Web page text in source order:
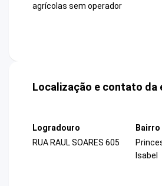
agrícolas sem operador
Localização e contato da
Logradouro
RUA RAUL SOARES 605
Bairro
Isabel